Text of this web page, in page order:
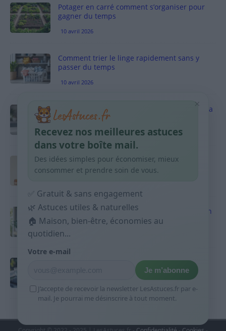
Potager en carré comment s’organiser pour
gagner du temps
10 avril 2026
Comment trier le linge rapidement sans y
passer du temps
10 avril 2026
Vinaigre blanc et four est-ce efficace contre la
graisse
10 avril 2026
Taches pigmentaires : routine simple +
habitudes qui aident
Produits ménagers : comment économiser en
courses sans acheter 10 sprays
9 avril 2026
Budget mensuel : méthode rapide pour
répartir son salaire dès le jour de paie
9 avril 2026
×
Recevez nos meilleures astuces
dans votre boîte mail.
Des idées simples pour économiser, mieux
consommer et prendre soin de vous.
✅ Gratuit & sans engagement
🌿 Astuces utiles & naturelles
🏠 Maison, bien-être, économies au
quotidien...
Votre e-mail
Je m’abonne
J’accepte de recevoir la newsletter LesAstuces.fr par e-
mail. Je pourrai me désinscrire à tout moment.